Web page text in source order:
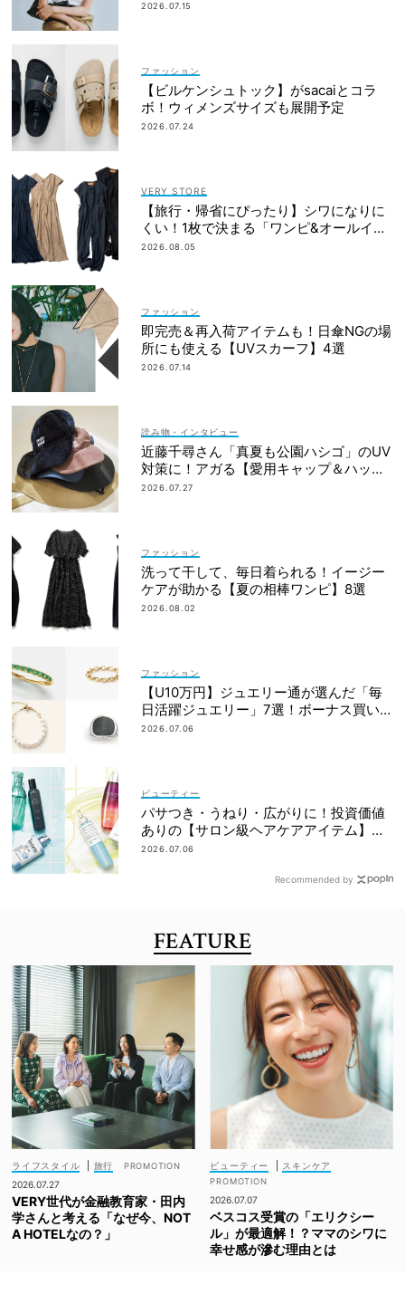
2026.07.15
ファッション
【ビルケンシュトック】がsacaiとコラ
ボ！ウィメンズサイズも展開予定
2026.07.24
VERY STORE
【旅行・帰省にぴったり】シワになりに
くい！1枚で決まる「ワンピ&オールイン
ワン」2選
2026.08.05
ファッション
即完売＆再入荷アイテムも！日傘NGの場
所にも使える【UVスカーフ】4選
2026.07.14
読み物・インタビュー
近藤千尋さん「真夏も公園ハシゴ」のUV
対策に！アガる【愛用キャップ＆ハッ
ト】大公開
2026.07.27
ファッション
洗って干して、毎日着られる！イージー
ケアが助かる【夏の相棒ワンピ】8選
2026.08.02
ファッション
【U10万円】ジュエリー通が選んだ「毎
日活躍ジュエリー」7選！ボーナス買いに
おすすめ
2026.07.06
ビューティー
パサつき・うねり・広がりに！投資価値
ありの【サロン級ヘアケアアイテム】一
覧
2026.07.06
Recommended by
FEATURE
ライフスタイル
旅行
2026.07.27
VERY世代が金融教育家・田内
学さんと考える「なぜ今、NOT
A HOTELなの？」
ビューティー スキンケア
2026.07.07
ベスコス受賞の「エリクシー
ル」が最適解！？ママのシワに
幸せ感が滲む理由とは